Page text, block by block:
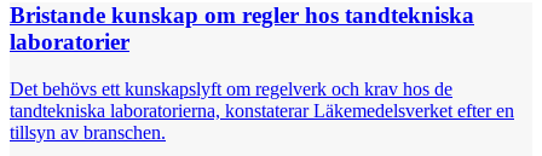
Bristande kunskap om regler hos tandtekniska
laboratorier
Det behövs ett kunskapslyft om regelverk och krav hos de
tandtekniska laboratorierna, konstaterar Läkemedelsverket efter en
tillsyn av branschen.